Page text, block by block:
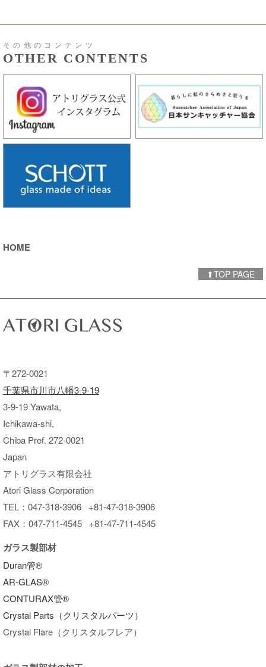
その他のコンテンツ
OTHER CONTENTS
HOME
⬆︎TOP PAGE
〒272-0021
千葉県市川市八幡3-9-19
3-9-19 Yawata,
Ichikawa-shi,
Chiba Pref. 272-0021
Japan
アトリグラス有限会社
Atori Glass Corporation
TEL：047-318-3906 +81-47-318-3906
FAX：047-711-4545 +81-47-711-4545
ガラス製部材
Duran管®︎
AR-GLAS®︎
CONTURAX管®︎
Crystal Parts（クリスタルパーツ）
Crystal Flare（クリスタルフレア）